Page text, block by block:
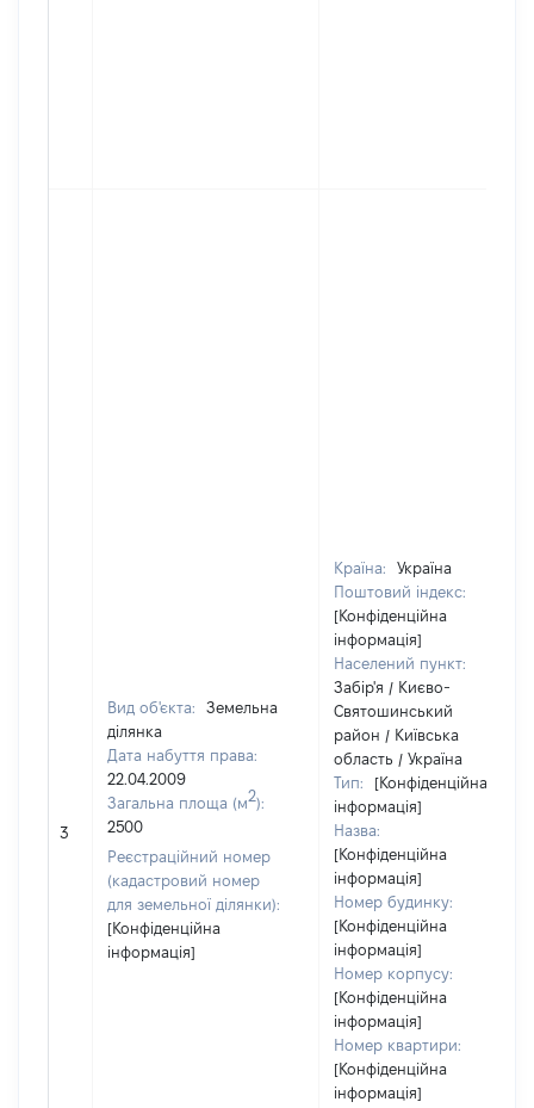
3
Вид об'єкта:
Земельна
ділянка
Дата набуття права:
22.04.2009
Загальна площа (м2):
2500
Реєстраційний номер
(кадастровий номер
для земельної ділянки):
[Конфіденційна
інформація]
Країна:
Україна
Поштовий індекс:
[Конфіденційна
інформація]
Населений пункт:
Забір'я / Києво-
Святошинський
район / Київська
область / Україна
Тип:
[Конфіденційна
інформація]
Назва:
[Конфіденційна
інформація]
Номер будинку:
[Конфіденційна
інформація]
Номер корпусу:
[Конфіденційна
інформація]
Номер квартири:
[Конфіденційна
інформація]